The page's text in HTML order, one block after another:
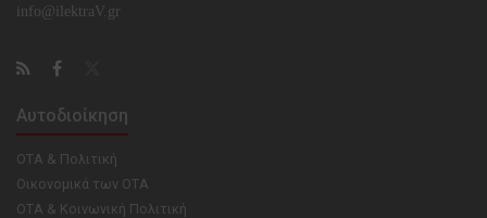
info@ilektraV.gr
Αυτοδιοίκηση
ΟΤΑ & Πολιτική
Οικονομικά των ΟΤΑ
ΟΤΑ & Κοινωνική Πολιτική